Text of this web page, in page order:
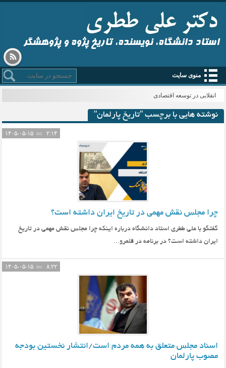
استاد دانشگاه، نویسنده، تاریخ پژوه و پژوهشگر
منوی سایت
ق_
نوشته هایی با برچسب "تاریخ پارلمان"
۲:۱۴
چرا مجلس نقش مهمی در تاریخ ایران داشته است؟
گفتگو با علی ططری استاد دانشگاه درباره اینکه چرا مجلس نقش مهمی در تاریخ
ایران داشته است؟ در برنامه در قلمرو...
۸:۲۲
اسناد مجلس متعلق به همه مردم است/انتشار نخستین بودجه
مصوب پارلمان